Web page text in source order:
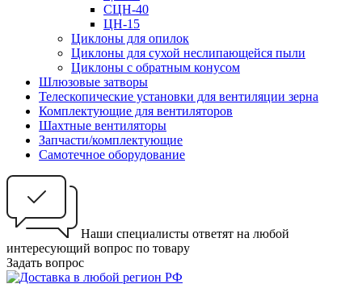
СЦН-40
ЦН-15
Циклоны для опилок
Циклоны для сухой неслипающейся пыли
Циклоны с обратным конусом
Шлюзовые затворы
Телескопические установки для вентиляции зерна
Комплектующие для вентиляторов
Шахтные вентиляторы
Запчасти/комплектующие
Самотечное оборудование
Наши специалисты ответят на любой
интересующий вопрос по товару
Задать вопрос